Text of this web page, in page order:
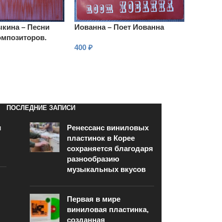
– Песни
Иованна – Поет Иованна
400 ₽
ПОСЛЕДНИЕ ЗАПИСИ
Ренессанс виниловых
пластинок в Корее
сохраняется благодаря
разнообразию
музыкальных вкусов
Первая в мире
виниловая пластинка,
созданная